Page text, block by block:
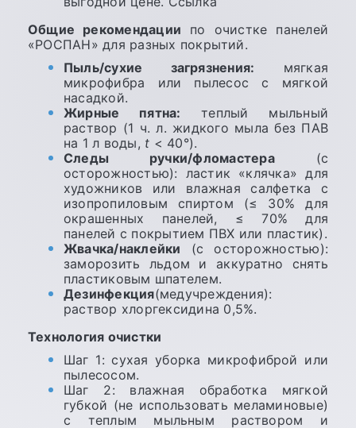
Общие рекомендации по очистке панелей
«РОСПАН» для разных покрытий.
Пыль/сухие загрязнения: мягкая
микрофибра или пылесос с мягкой
насадкой.
Жирные пятна: теплый мыльный
раствор (1 ч. л. жидкого мыла без ПАВ
на 1 л воды, t < 40°).
Следы ручки/фломастера(с
осторожностью): ластик «клячка» для
художников или влажная салфетка с
изопропиловым спиртом (≤ 30% для
окрашенных панелей, ≤ 70% для
панелей с покрытием ПВХ или пластик).
Жвачка/наклейки (с осторожностью):
заморозить льдом и аккуратно снять
пластиковым шпателем.
Дезинфекция(медучреждения):
раствор хлоргексидина 0,5%.
Технология очистки
Шаг 1: сухая уборка микрофиброй или
пылесосом.
Шаг 2: влажная обработка мягкой
губкой (не использовать меламиновые)
с теплым мыльным раствором и